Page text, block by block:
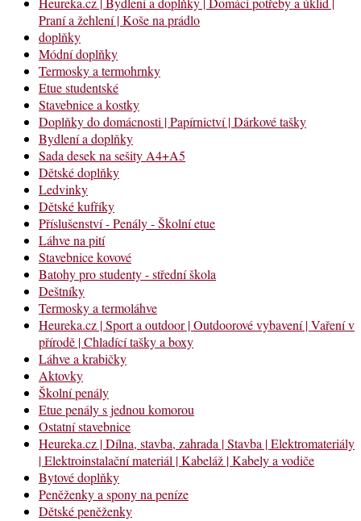
Praní a žehlení | Koše na prádlo
doplňky
Módní doplňky
Termosky a termohrnky
Etue studentské
Stavebnice a kostky
Doplňky do domácnosti | Papírnictví | Dárkové tašky
Bydlení a doplňky
Sada desek na sešity A4+A5
Dětské doplňky
Ledvinky
Dětské kufříky
Příslušenství - Penály - Školní etue
Láhve na pití
Stavebnice kovové
Batohy pro studenty - střední škola
Deštníky
Termosky a termoláhve
Heureka.cz | Sport a outdoor | Outdoorové vybavení | Vaření v
přírodě | Chladící tašky a boxy
Láhve a krabičky
Aktovky
Školní penály
Etue penály s jednou komorou
Ostatní stavebnice
Heureka.cz | Dílna, stavba, zahrada | Stavba | Elektromateriály
| Elektroinstalační materiál | Kabeláž | Kabely a vodiče
Bytové doplňky
Peněženky a spony na peníze
Dětské peněženky